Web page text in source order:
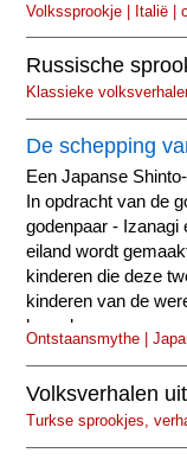
Volkssprookje | Italië |
Russische
Klassieke
De schepping
Een Japanse
In opdracht van de
godenpaar - Izanagi
eiland wordt
kinderen die deze
kinderen van de
hemel...
Ontstaansmythe |
Volksverhalen
Turkse sprookjes,